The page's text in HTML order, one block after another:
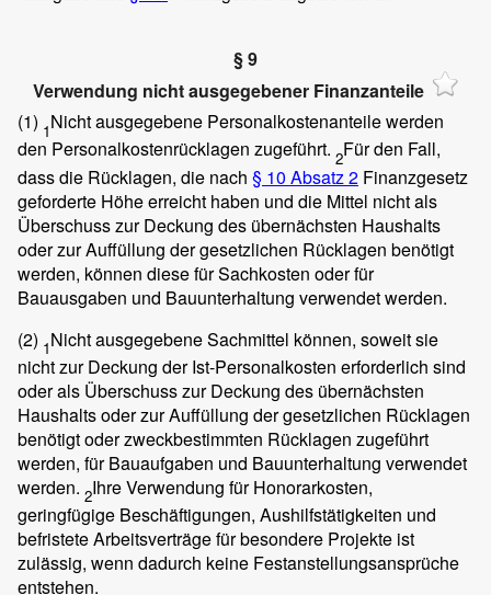
§ 9
Verwendung nicht ausgegebener Finanzanteile
(1) 1Nicht ausgegebene Personalkostenanteile werden
den Personalkostenrücklagen zugeführt. 2Für den Fall,
dass die Rücklagen, die nach § 10 Absatz 2 Finanzgesetz
geforderte Höhe erreicht haben und die Mittel nicht als
Überschuss zur Deckung des übernächsten Haushalts
oder zur Auffüllung der gesetzlichen Rücklagen benötigt
werden, können diese für Sachkosten oder für
Bauausgaben und Bauunterhaltung verwendet werden.
(2) 1Nicht ausgegebene Sachmittel können, soweit sie
nicht zur Deckung der Ist-Personalkosten erforderlich sind
oder als Überschuss zur Deckung des übernächsten
Haushalts oder zur Auffüllung der gesetzlichen Rücklagen
benötigt oder zweckbestimmten Rücklagen zugeführt
werden, für Bauaufgaben und Bauunterhaltung verwendet
werden. 2Ihre Verwendung für Honorarkosten,
geringfügige Beschäftigungen, Aushilfstätigkeiten und
befristete Arbeitsverträge für besondere Projekte ist
zulässig, wenn dadurch keine Festanstellungsansprüche
entstehen.